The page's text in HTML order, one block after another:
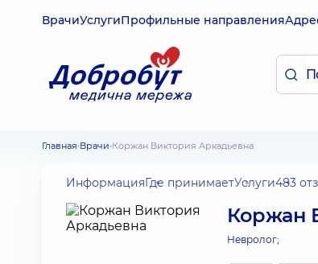
ВрачиУслугиПрофильные направления
Главная Врачи Коржан Виктория Аркадьевна
ИнформацияГде принимаетУслуги483
Коржан
Невролог;